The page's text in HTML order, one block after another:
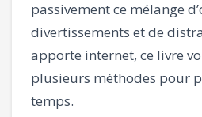
passivement ce mélange
divertissements et de
apporte internet, ce livre
plusieurs méthodes pour
temps.